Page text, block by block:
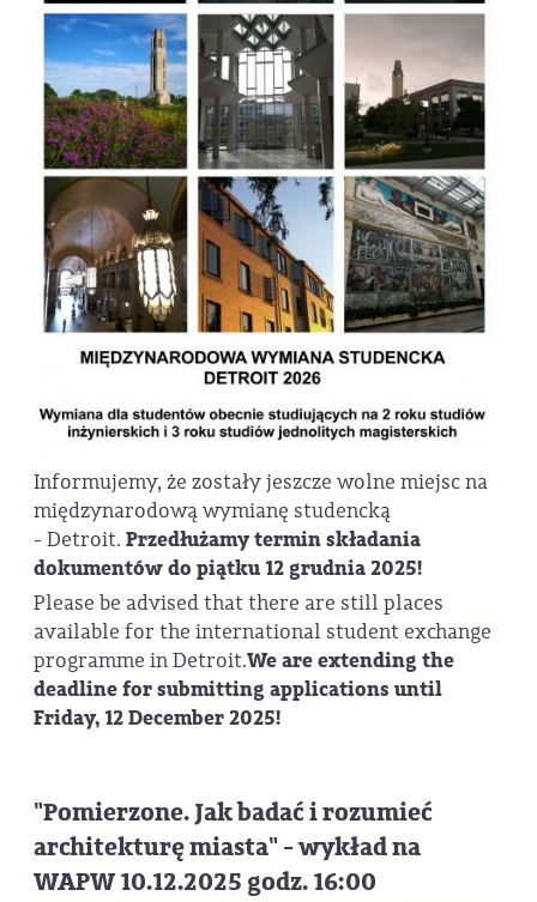
Informujemy, że zostały jeszcze wolne miejsc na
międzynarodową wymianę studencką
-Detroit. Przedłużamy termin składania
dokumentów do piątku 12 grudnia 2025!
Please be advised that there are still places
available for the international student exchange
programme in Detroit.We are extending the
deadline for submitting applications until
Friday, 12 December 2025!
"Pomierzone. Jak badać i rozumieć
architekturę miasta" - wykład na
WAPW 10.12.2025 godz. 16:00